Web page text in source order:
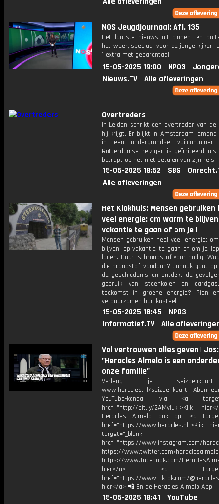
NOS Jeugdjournaal: Afl. 135
Het laatste nieuws uit binnen- en
het weer, speciaal voor de jonge kijker.
1 extra met gebarentaal.
15-05-2025 19:00 NPO3
Nieuws.TV
Alle afleveringen
Overtreders
In Leiden schrikt een overtreder van de
hij krijgt. Er blijkt in Amsterdam iemand
in een ondergrondse
Rotterdamse reiziger is geïrriteerd
betrapt op het niet betalen van zijn reis.
15-05-2025 18:52 SBS
Alle afleveringen
Het Klokhuis: Mensen gebruiken
veel energie: om warm te
vakantie te gaan of om je l
Mensen gebruiken heel veel energie:
blijven, op vakantie te gaan of om je
laden. Daar is brandstof voor nodig.
die brandstof vandaan? Janouk gaat
de geschiedenis en ontdekt de
gebruik van steenkolen en
toekomst in groene energie? Pien
verduurzamen hun kasteel.
15-05-2025 18:45
NPO3
Informatief.TV
Alle
Vol vertrouwen alles geven | Jos:
"Heracles Almelo is een
onze familie"
Verleng je
www.heracles.nl/seizoenkaart.
YouTube-kanaal via <a
href="http://bit.ly/2AMvIuk">Klik
Heracles Almelo ook op: <a
href="https://www.heracles.nl">Klik
target="_blank"
href="https://www.instagram.com/
https://www.twitter.com/heraclesalmelo
https://www.facebook.com/
hier</a> <a
href="https://www.TikTok.com/
hier</a> 📲 En de Heracles Almelo App
15-05-2025 18:41
YouTube